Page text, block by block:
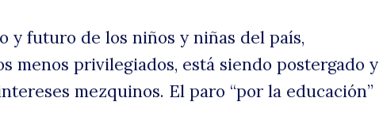
y futuro de los niños y niñas del país,
menos privilegiados, está siendo postergado y
mezquinos. El paro “por la educación”